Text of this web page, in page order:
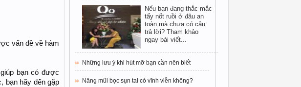
vấn đề về hàm
bạn có được
bạn hãy đến gặp
Nếu bạn đang thắc mắc
tẩy nốt ruồi ở đâu an
toàn mà chưa có câu
trả lời? Tham khảo
ngay bài viết...
Những lưu ý khi hút mỡ bạn cần nên biết
Nâng mũi bọc sụn tai có vĩnh viễn không?